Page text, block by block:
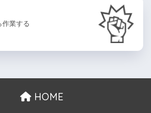
作業する
HOME